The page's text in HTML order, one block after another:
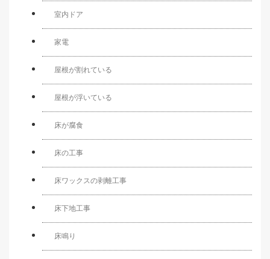
室内ドア
家電
屋根が割れている
屋根が浮いている
床が腐食
床の工事
床ワックスの剥離工事
床下地工事
床鳴り